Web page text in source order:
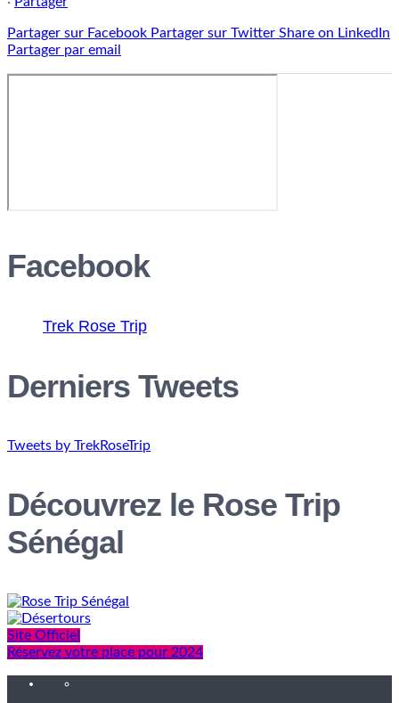
Partager sur Facebook Partager sur Twitter Share on LinkedIn
Partager par email
Facebook
Trek Rose Trip
Derniers Tweets
Tweets by TrekRoseTrip
Découvrez le Rose Trip
Sénégal
Site Officiel
Réservez votre place pour 2024